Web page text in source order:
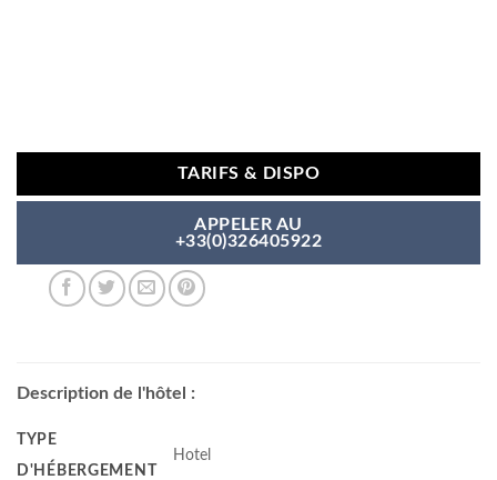
TARIFS & DISPO
APPELER AU
+33(0)326405922
Description de l'hôtel :
TYPE
D'HÉBERGEMENT
Hotel